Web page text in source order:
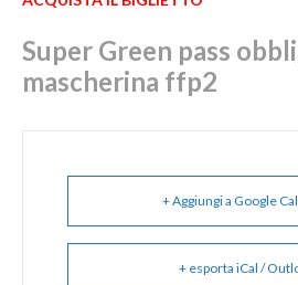
Super Green pass
mascherina ffp2
+ Aggiungi a Google
+ esporta iCal /